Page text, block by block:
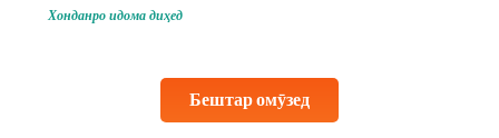
Бештар омӯзед
challenges and help couples achieve their dream of
collected, they process the
Хонданро идома диҳед